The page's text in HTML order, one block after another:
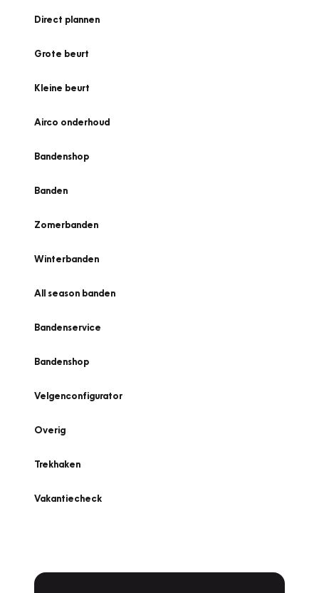
Direct plannen
Grote beurt
Kleine beurt
Airco onderhoud
Bandenshop
Banden
Zomerbanden
Winterbanden
All season banden
Bandenservice
Bandenshop
Velgenconfigurator
Overig
Trekhaken
Vakantiecheck